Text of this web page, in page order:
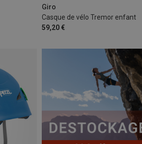
Giro
Casque de vélo Tremor enfant
59,20 €